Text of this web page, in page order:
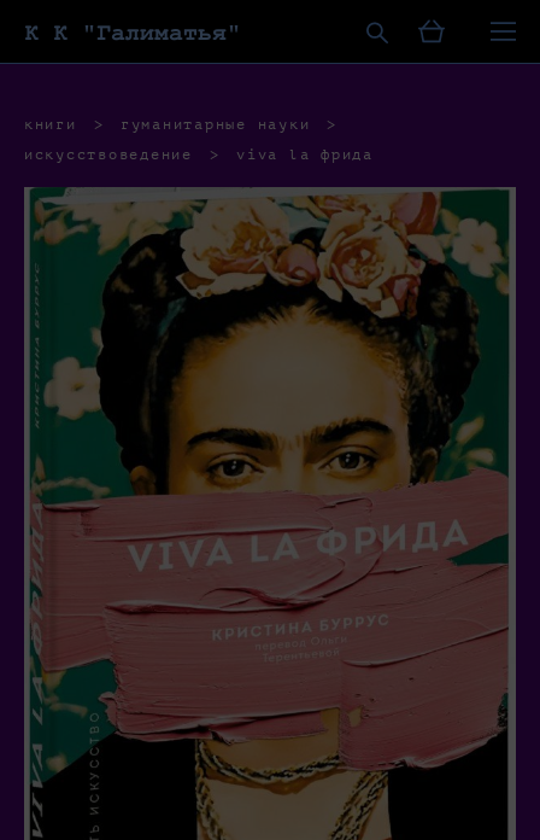
К К "Галиматья"
книги > гуманитарные науки
>
искусствоведение
> viva la фрида